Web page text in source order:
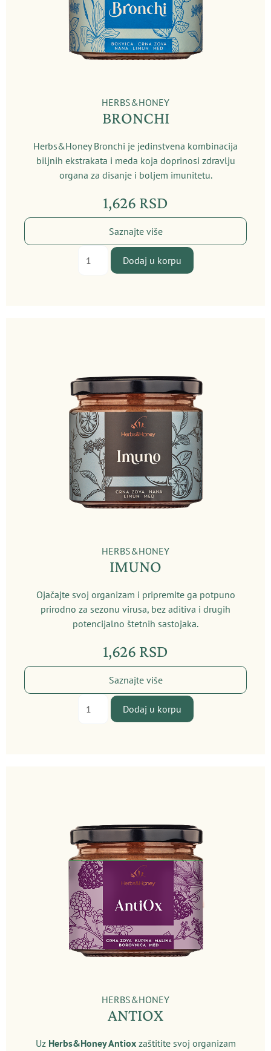
HERBS&HONEY
BRONCHI
Herbs&Honey Bronchi je jedinstvena kombinacija
biljnih ekstrakata i meda koja doprinosi zdravlju
organa za disanje i boljem imunitetu.
1,626 RSD
Saznajte više
količina
Dodaj u korpu
HERBS&HONEY
IMUNO
Ojačajte svoj organizam i pripremite ga potpuno
prirodno za sezonu virusa, bez aditiva i drugih
potencijalno štetnih sastojaka.
1,626 RSD
Saznajte više
količina
Dodaj u korpu
HERBS&HONEY
ANTIOX
UzHerbs&Honey Antioxzaštitite svoj organizam